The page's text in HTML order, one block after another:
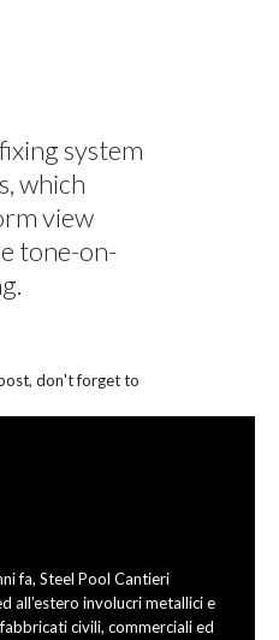
system
which
view
tone-on-
don't forget to
fa, Steel Pool Cantieri
all’estero involucri metallici e
civili, commerciali ed